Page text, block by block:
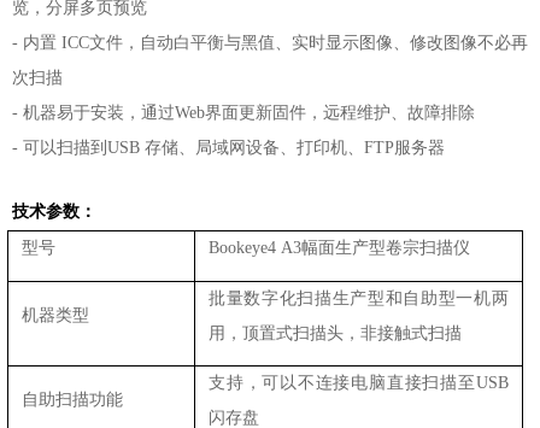
览，分屏多页预览
- 内置 ICC文件，自动白平衡与黑值、实时显示图像、修改图像不必再
次扫描
- 机器易于安装，通过Web界面更新固件，远程维护、故障排除
- 可以扫描到 USB 存储、局域网设备、打印机、FTP服务器
技术参数：
型号
Bookeye4 A3幅面生产型卷宗扫描仪
机器类型
批量数字化扫描生产型和自助型一机两
用，顶置式扫描头，非接触式扫描
自助扫描功能
支持，可以不连接电脑直接扫描至USB
闪存盘